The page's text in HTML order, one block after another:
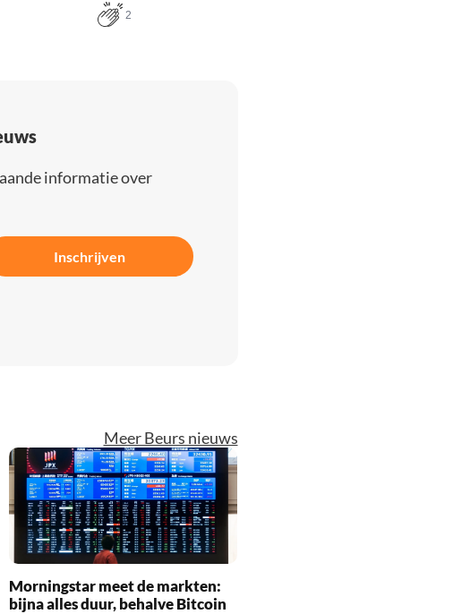
2
informatie over
Inschrijven
Meer Beurs nieuws
Morningstar meet de markten:
bijna alles duur, behalve Bitcoin